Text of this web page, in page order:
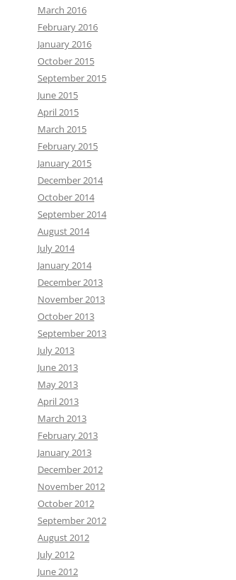
March 2016
February 2016
January 2016
October 2015
September 2015
June 2015
April 2015
March 2015
February 2015
January 2015
December 2014
October 2014
September 2014
August 2014
July 2014
January 2014
December 2013
November 2013
October 2013
September 2013
July 2013
June 2013
May 2013
April 2013
March 2013
February 2013
January 2013
December 2012
November 2012
October 2012
September 2012
August 2012
July 2012
June 2012